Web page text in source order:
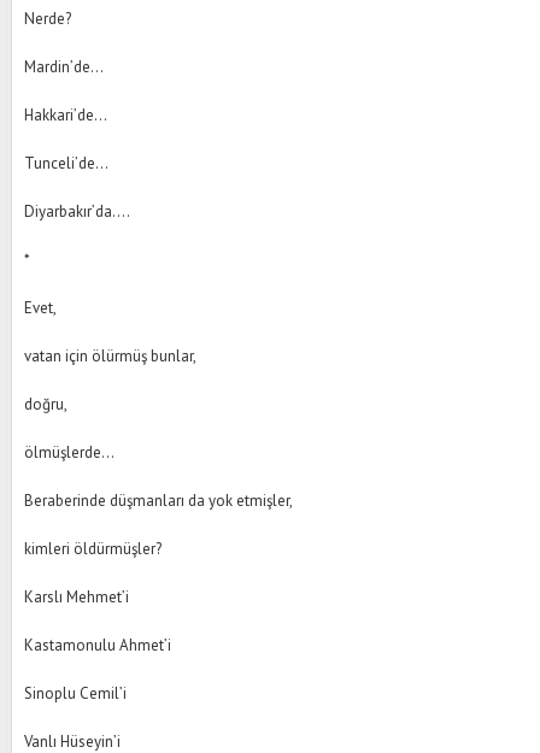
Nerde?
Mardin’de...
Hakkari’de...
Tunceli’de...
Diyarbakır’da....
*
Evet,
vatan için ölürmüş bunlar,
doğru,
ölmüşlerde...
Beraberinde düşmanları da yok etmişler,
kimleri öldürmüşler?
Karslı Mehmet’i
Kastamonulu Ahmet’i
Sinoplu Cemil’i
Vanlı Hüseyin’i